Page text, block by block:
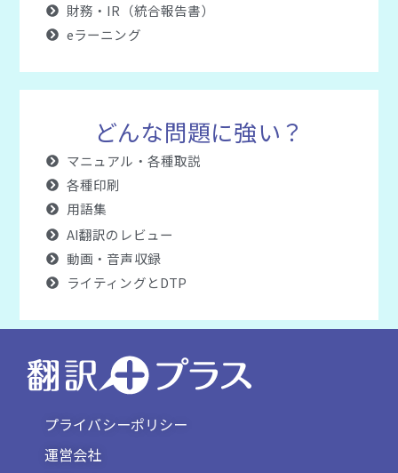
財務・IR（統合報告書）
eラーニング
どんな問題に強い？
マニュアル・各種取説
各種印刷
用語集
AI翻訳のレビュー
動画・音声収録
ライティングとDTP
プライバシーポリシー
運営会社